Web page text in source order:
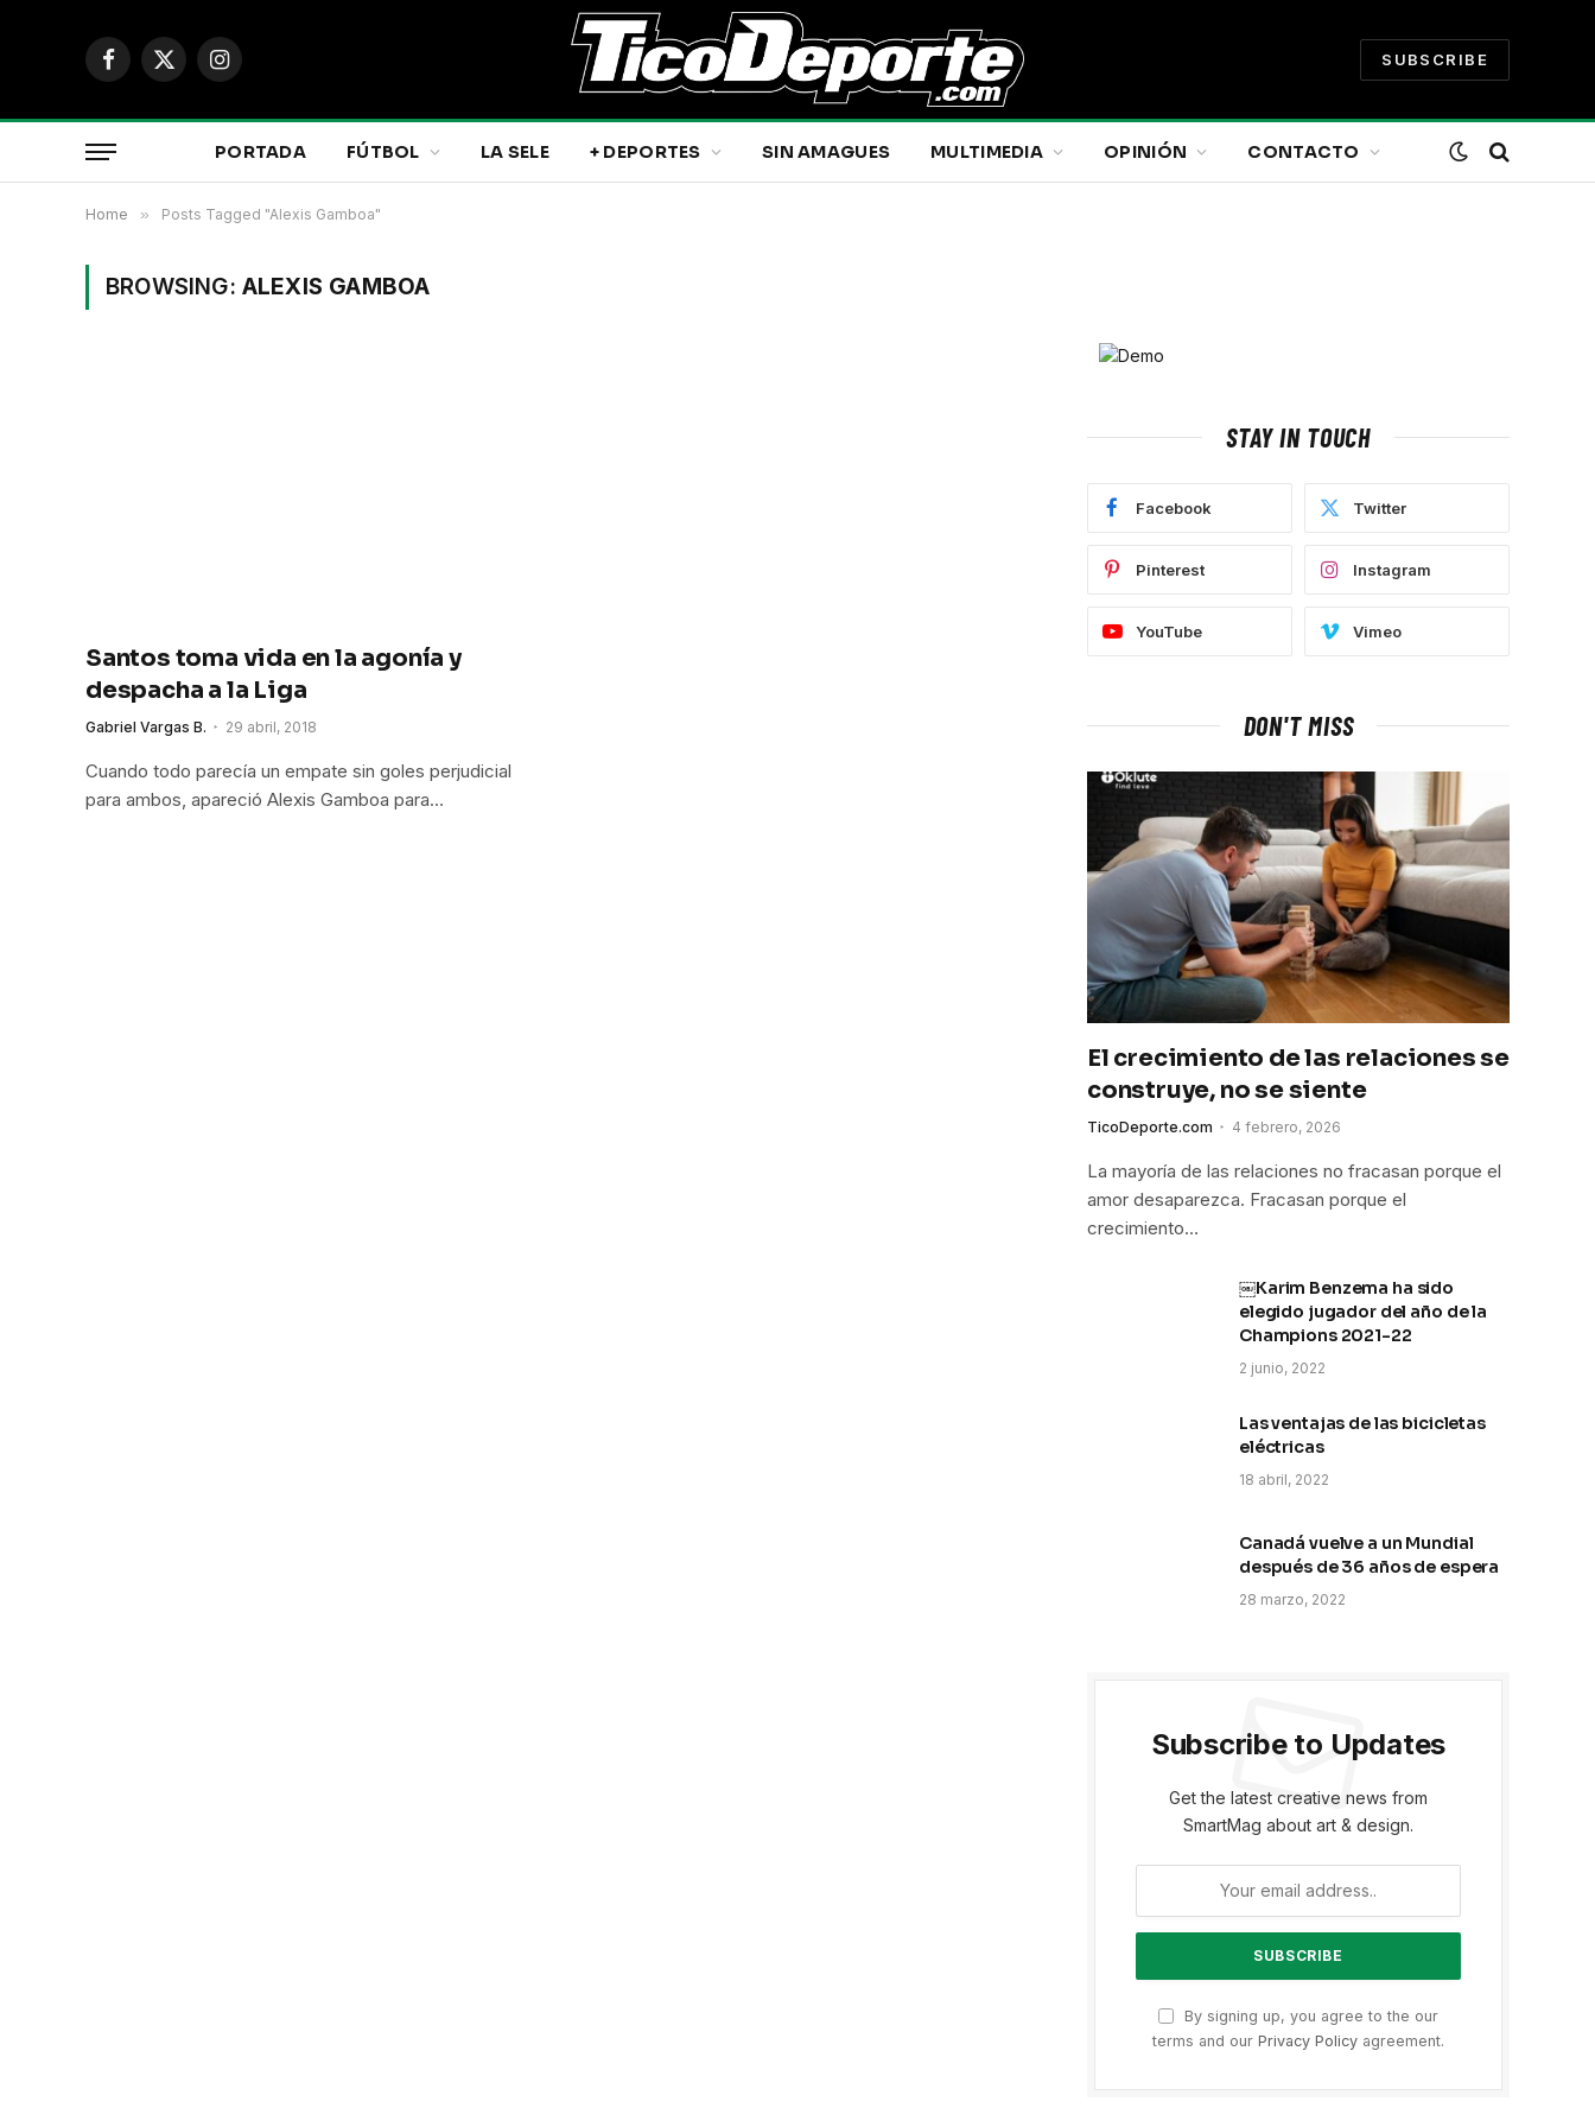
Facebook
X
Instagram
SUBSCRIBE
PORTADA FÚTBOL LA SELE + DEPORTES SIN AMAGUES MULTIMEDIA OPINIÓN CONTACTO
Home » Posts Tagged "Alexis Gamboa"
BROWSING: ALEXIS GAMBOA
Santos toma vida en la agonía y
despacha a la Liga
Gabriel Vargas B. 29 abril, 2018
Cuando todo parecía un empate sin goles perjudicial
para ambos, apareció Alexis Gamboa para…
STAY IN TOUCH
Facebook Twitter
Pinterest Instagram
YouTube Vimeo
DON'T MISS
El crecimiento de las relaciones se
construye, no se siente
TicoDeporte.com 4 febrero, 2026
La mayoría de las relaciones no fracasan porque el
amor desaparezca. Fracasan porque el
crecimiento…
￼Karim Benzema ha sido
elegido jugador del año de la
Champions 2021-22
2 junio, 2022
Las ventajas de las bicicletas
eléctricas
18 abril, 2022
Canadá vuelve a un Mundial
después de 36 años de espera
28 marzo, 2022
Subscribe to Updates
Get the latest creative news from
SmartMag about art & design.
By signing up, you agree to the our
terms and our Privacy Policy agreement.